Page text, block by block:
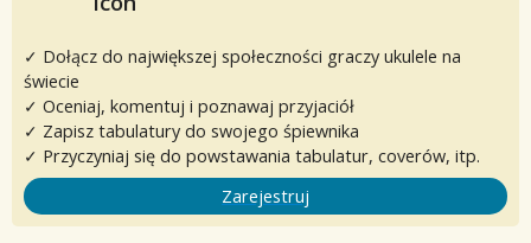
✓ Dołącz do największej społeczności graczy ukulele na
świecie
✓ Oceniaj, komentuj i poznawaj przyjaciół
✓ Zapisz tabulatury do swojego śpiewnika
✓ Przyczyniaj się do powstawania tabulatur, coverów, itp.
Zarejestruj